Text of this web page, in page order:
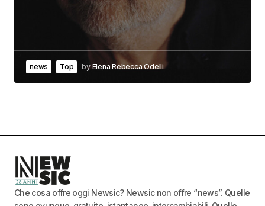
news Top by Elena Rebecca Odelli
Che cosa offre oggi Newsic? Newsic non offre “news”. Quelle